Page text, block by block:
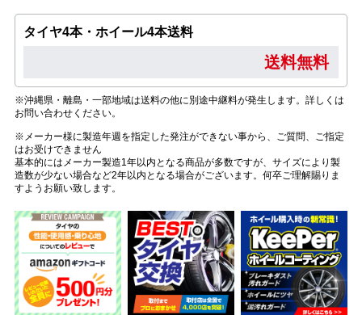
タイヤ4本・ホイール4本送料
送料無料
※沖縄県・離島・一部地域は送料の他に別途中継料が発生します。詳しくは
お問い合わせください。
※メーカー様に製造年週を指定した発注ができない事から、ご質問、ご指定
はお受けできません
基本的にはメーカー製造1年以内となる商品が多数ですが、サイズにより製
造数が少ない場合など2年以内となる場合がございます。何卒ご理解賜りま
すようお願い致します。